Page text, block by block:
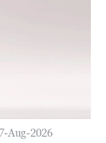
Aug-2026